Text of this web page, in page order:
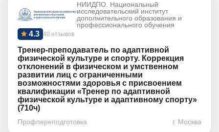
НИИДПО. Национальный
исследовательский институт
дополнительного образования и
профессионального обучения
40 отзывов
4.3
Тренер-преподаватель по адаптивной
физической культуре и спорту. Коррекция
отклонений в физическом и умственном
развитии лиц с ограниченными
возможностями здоровья с присвоением
квалификации «Тренер по адаптивной
физической культуре и адаптивному спорту»
(710ч)
Профпереподготовка г. Москва